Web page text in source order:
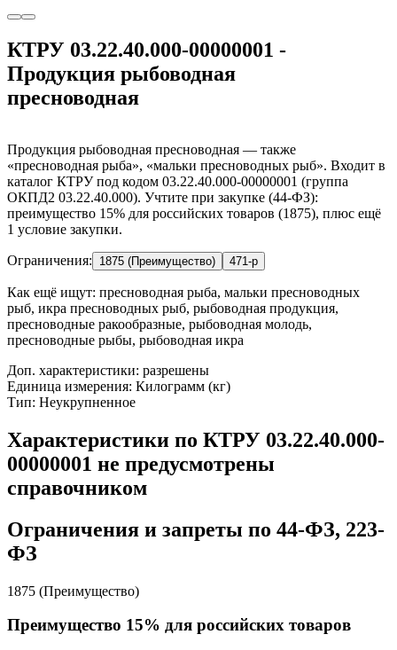
КТРУ 03.22.40.000-00000001 -
Продукция рыбоводная
пресноводная
Продукция рыбоводная пресноводная — также
«пресноводная рыба», «мальки пресноводных рыб». Входит в
каталог КТРУ под кодом 03.22.40.000-00000001 (группа
ОКПД2 03.22.40.000). Учтите при закупке (44-ФЗ):
преимущество 15% для российских товаров (1875), плюс ещё
1 условие закупки.
Ограничения: 1875 (Преимущество) 471-р
Как ещё ищут: пресноводная рыба, мальки пресноводных
рыб, икра пресноводных рыб, рыбоводная продукция,
пресноводные ракообразные, рыбоводная молодь,
пресноводные рыбы, рыбоводная икра
Доп. характеристики: разрешены
Единица измерения: Килограмм (кг)
Тип: Неукрупненное
Характеристики по КТРУ 03.22.40.000-
00000001 не предусмотрены
справочником
Ограничения и запреты по 44-ФЗ, 223-
ФЗ
1875 (Преимущество)
Преимущество 15% для российских товаров